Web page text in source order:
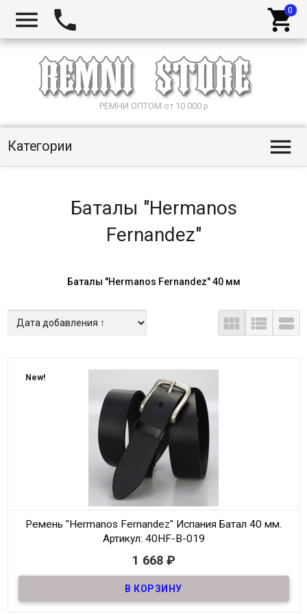
  
РЕМНИ ОПТОМ от 10 000 р
Категории 
Баталы "Hermanos
Fernandez"
Баталы "Hermanos Fernandez" 40 мм
  
New!
Ремень "Hermanos Fernandez" Испания Батал 40 мм.
Артикул: 40HF-В-019
В наличии
Ремень джинсовый из натуральной испанской бычьей кожи
великан, шириной 40мм
Материал Кожа
1 668 ₽